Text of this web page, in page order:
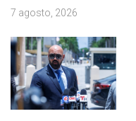
7 agosto, 2026